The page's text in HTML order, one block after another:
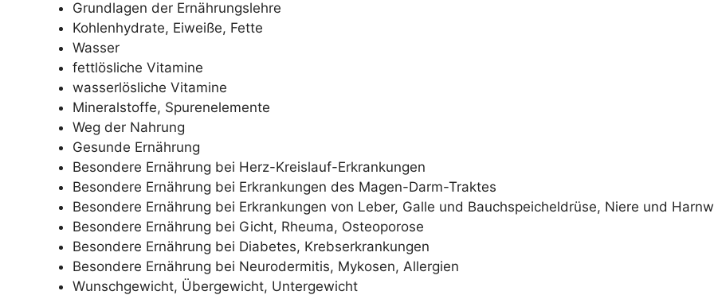
Grundlagen der Ernährungslehre
Kohlenhydrate, Eiweiße, Fette
Wasser
fettlösliche Vitamine
wasserlösliche Vitamine
Mineralstoffe, Spurenelemente
Weg der Nahrung
Gesunde Ernährung
Besondere Ernährung bei Herz-Kreislauf-Erkrankungen
Besondere Ernährung bei Erkrankungen des Magen-Darm-Traktes
Besondere Ernährung bei Erkrankungen von Leber, Galle und Bauchspeicheldrüse, Niere und
Besondere Ernährung bei Gicht, Rheuma, Osteoporose
Besondere Ernährung bei Diabetes, Krebserkrankungen
Besondere Ernährung bei Neurodermitis, Mykosen, Allergien
Wunschgewicht, Übergewicht, Untergewicht